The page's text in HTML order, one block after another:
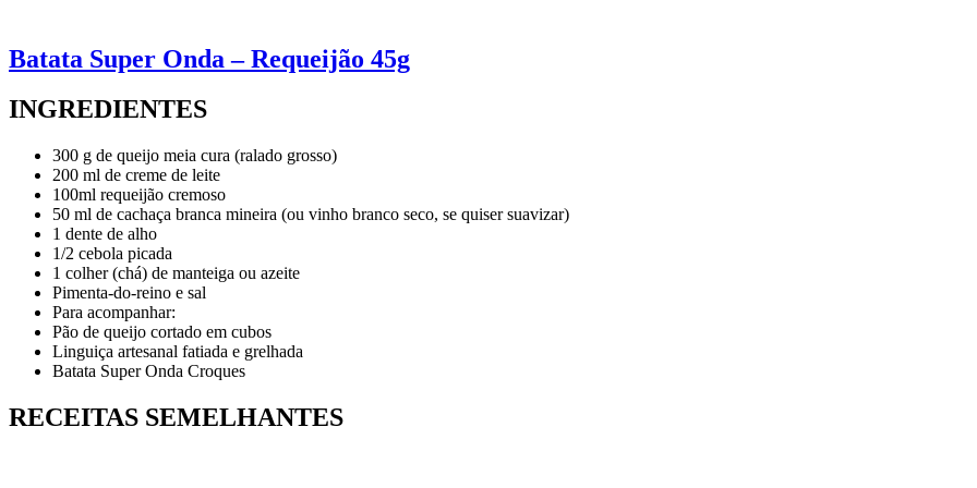
Batata Super Onda – Requeijão 45g
INGREDIENTES
300 g de queijo meia cura (ralado grosso)
200 ml de creme de leite
100ml requeijão cremoso
50 ml de cachaça branca mineira (ou vinho branco seco, se quiser suavizar)
1 dente de alho
1/2 cebola picada
1 colher (chá) de manteiga ou azeite
Pimenta-do-reino e sal
Para acompanhar:
Pão de queijo cortado em cubos
Linguiça artesanal fatiada e grelhada
Batata Super Onda Croques
RECEITAS SEMELHANTES